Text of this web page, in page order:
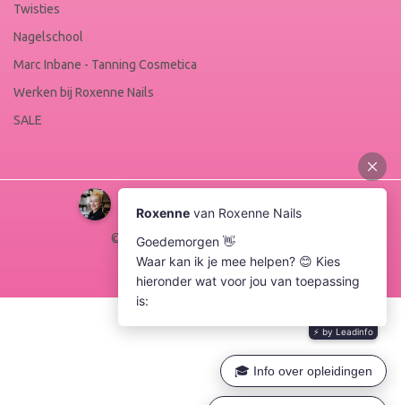
Twisties
Nagelschool
Marc Inbane - Tanning Cosmetica
Werken bij Roxenne Nails
SALE
© Copyright 2026 Roxenne Nails